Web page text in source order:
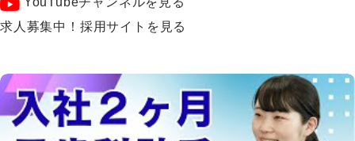
求人募集中！採用サイトを見る